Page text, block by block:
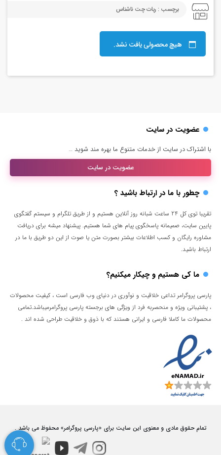
برچسب : ربات چت ناشناس
هیچ محصولی یافت نشد.
عضویت در سایت
با اشتراک در سایت از خدمات متنوع ما بهره مند شوید …
عضویت در سایت
چطور با ما در ارتباط باشید ؟
تقریبا توی کل 24 ساعت شبانه روز آنلاین هستیم و از طریق تلگرام و سیستم گفتگوی
پایین سایت، صمیمانه پاسخگوی پیام های شما هستیم. پیشنهاد میشه برای دریافت
مشاوره رایگان و کسب اطلاعات بیشتر بصورت متن یا صوت از این دو طریق با ما در
ارتباط باشید.
ما کی هستیم و چیکار میکنیم؟
پارسی پروگرامر تداعی خلاقیت و نوآوری در دنیای وب فارسی است ، کیفیت محصولات
، پشتیبانی ویژه و منحصربه فرد از ویژگی های برجسته پارسی پروگرامرمیباشد.تمامی
محصولات ما کاملا فارسی و ایرانی هستند که با ذوق و خلاقیت طراحی شده اند .
تمام حقوق مادی و معنوی این سایت برای «پارسی پروگرامر» محفوظ می باشد .